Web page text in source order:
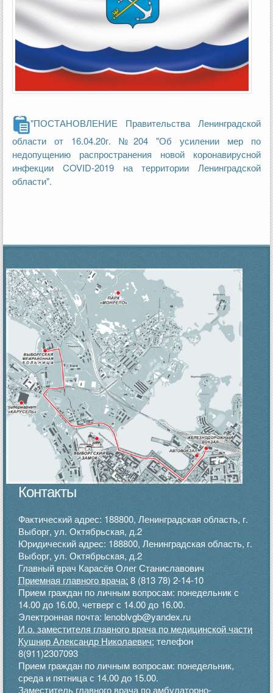
"ПОСТАНОВЛЕНИЕ Правительства Ленинградской
области от 16.04.20г. №204 "Об усилении мер по
недопущению распространения новой коронавирусной
инфекции COVID-2019 на территории Ленинградской
области".
Контакты
Фактический адрес: 188800, Ленинградская область, г.
Выборг, ул. Октябрьская, д.2
Юридический адрес: 188800, Ленинградская область, г.
Выборг, ул. Октябрьская, д.2
Главный врач Карасёв Олег Станиславович
Приемная главного врача: 8 (813 78) 2-14-10
Прием граждан по личным вопросам: понедельник с
14.00 до 16.00, четверг с 14.00 до 16.00.
Электронная почта: lenoblvgb@yandex.ru
И.о. заместителя главного врача по медицинской части
Кушнир Александр Николаевич: телефон
8(911)2307093
Прием граждан по личным вопросам: понедельник,
среда и пятница с 14.00 до 15.00.
Заместитель главного врача по амбулаторно-